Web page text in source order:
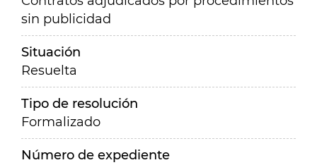
sin publicidad
Situación
Resuelta
Tipo de resolución
Formalizado
Número de expediente